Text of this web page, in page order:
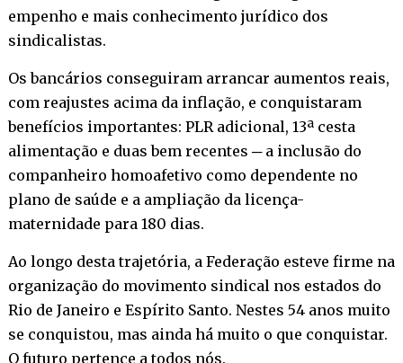
empenho e mais conhecimento jurídico dos
sindicalistas.
Os bancários conseguiram arrancar aumentos reais,
com reajustes acima da inflação, e conquistaram
benefícios importantes: PLR adicional, 13ª cesta
alimentação e duas bem recentes ─ a inclusão do
companheiro homoafetivo como dependente no
plano de saúde e a ampliação da licença-
maternidade para 180 dias.
Ao longo desta trajetória, a Federação esteve firme na
organização do movimento sindical nos estados do
Rio de Janeiro e Espírito Santo. Nestes 54 anos muito
se conquistou, mas ainda há muito o que conquistar.
O futuro pertence a todos nós.